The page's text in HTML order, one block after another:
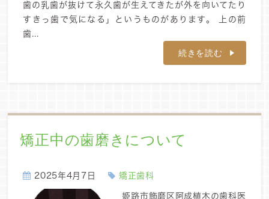
歯の乳歯が抜けて永久歯が生えてきたが外を向いてたり
すきっ歯で気になる」というものがあります。 上の前
歯...
続きを読む
矯正中の歯磨きについて
2025年4月7日 矯正歯科
姫路市飾磨区阿成植木の歯科医